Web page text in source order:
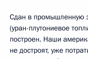
Сдан в промышленную
(уран-плутониевое
построен. Наши
не достроят, уже